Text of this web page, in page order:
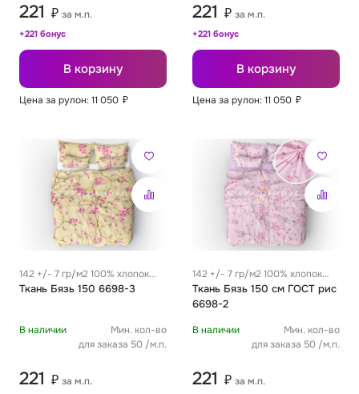
221 ₽ за м.п.
+221 бонус
В корзину
Цена за рулон: 11 050 ₽
221 ₽ за м.п.
+221 бонус
В корзину
Цена за рулон: 11 050 ₽
142 +/- 7 гр/м2 100% хлопок
0.29 м
Ткань Бязь 150 6698-3
В наличии
Мин. кол-во
для заказа 50 /м.п.
221 ₽ за м.п.
142 +/- 7 гр/м2 100% хлопок
0.29 м
Ткань Бязь 150 см ГОСТ рис
6698-2
В наличии
Мин. кол-во
для заказа 50 /м.п.
221 ₽ за м.п.